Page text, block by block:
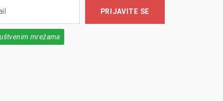
PRIJAVITE SE
mrežama